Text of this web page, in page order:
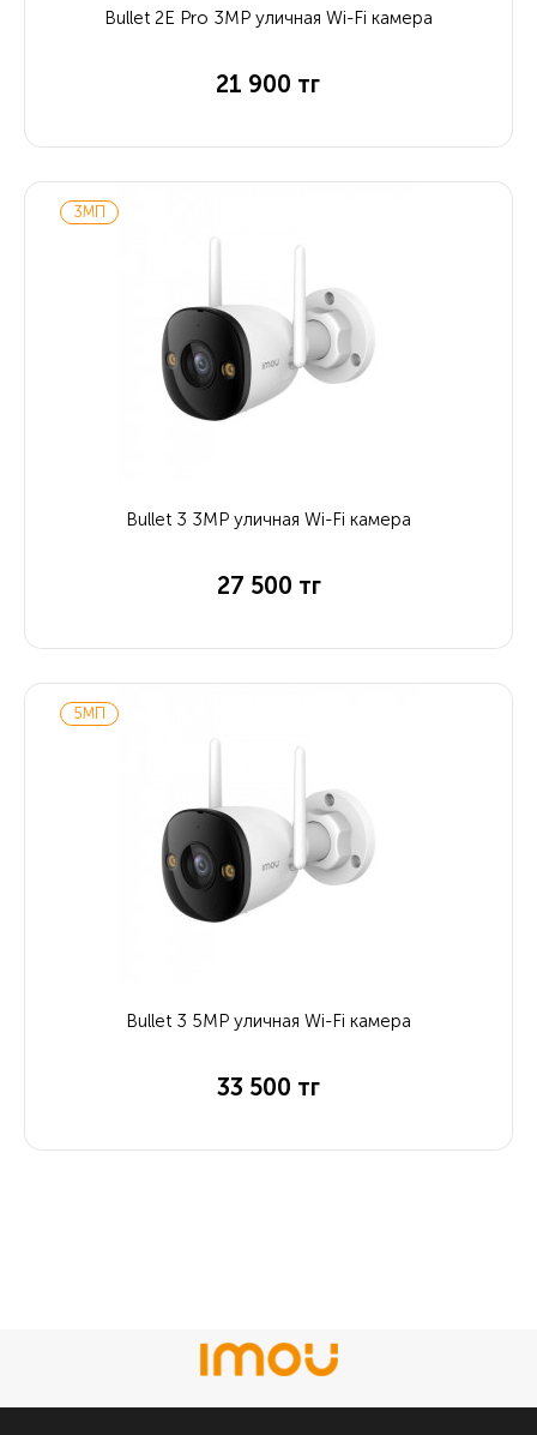
Bullet 2E Pro 3MP уличная Wi-Fi камера
21 900 тг
3МП
Bullet 3 3MP уличная Wi-Fi камера
27 500 тг
5МП
Bullet 3 5MP уличная Wi-Fi камера
33 500 тг